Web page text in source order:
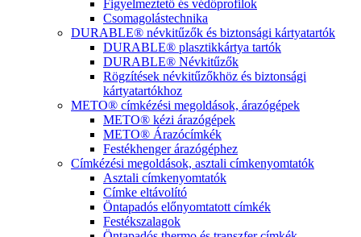
Figyelmeztető és védőprofilok
Csomagolástechnika
DURABLE® névkitűzők és biztonsági kártyatartók
DURABLE® plasztikkártya tartók
DURABLE® Névkitűzők
Rögzítések névkitűzőkhöz és biztonsági
kártyatartókhoz
METO® címkézési megoldások, árazógépek
METO® kézi árazógépek
METO® Árazócímkék
Festékhenger árazógéphez
Címkézési megoldások, asztali címkenyomtatók
Asztali címkenyomtatók
Címke eltávolító
Öntapadós előnyomtatott címkék
Festékszalagok